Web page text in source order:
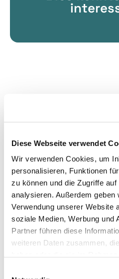
Diese Webseite verwendet
Wir verwenden Cookies, um
personalisieren, Funktionen
zu können und die Zugriffe
analysieren. Außerdem
Verwendung unserer Website
soziale Medien, Werbung und
Partner führen diese
weiteren Daten zusammen,